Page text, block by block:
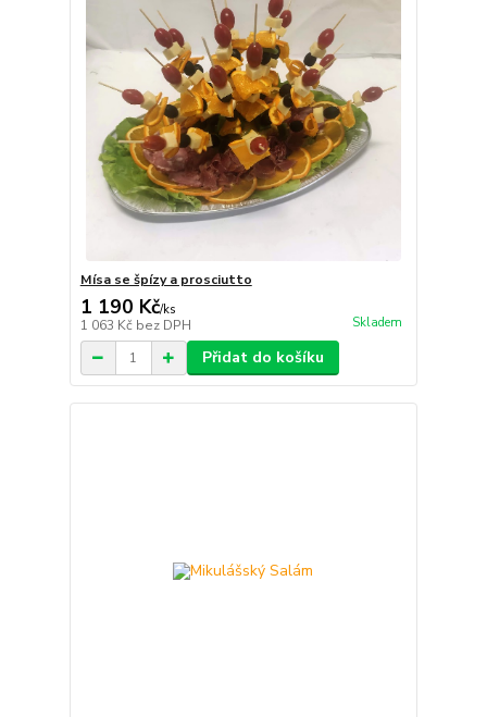
Mísa se špízy a prosciutto
1 190 Kč/ks
1 063 Kč bez DPH Skladem
Přidat do košíku